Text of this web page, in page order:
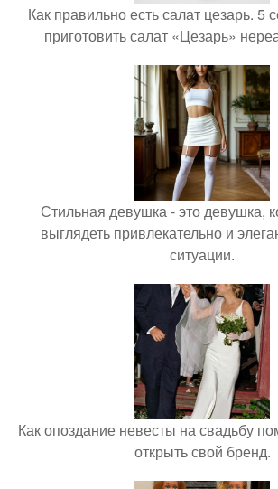
Как правильно есть салат цезарь. 5
приготовить салат «Цезарь»
Стильная девушка - это девушка,
выглядеть привлекательно и
ситуации.
Как опоздание невесты на свадьбу
открыть свой бренд.